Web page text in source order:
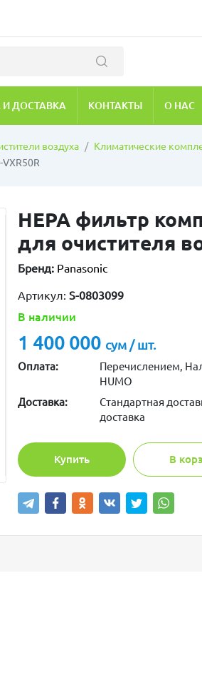
И ДОСТАВКА КОНТАКТЫ О НАС
воздуха
Климатические
HEPA фильтр
для очистителя
Бренд: Panasonic
Артикул: S-0803099
В наличии
1 400 000 сум / шт.
Оплата:
Перечислением,
HUMO
Доставка:
Стандартная
доставка
Купить В